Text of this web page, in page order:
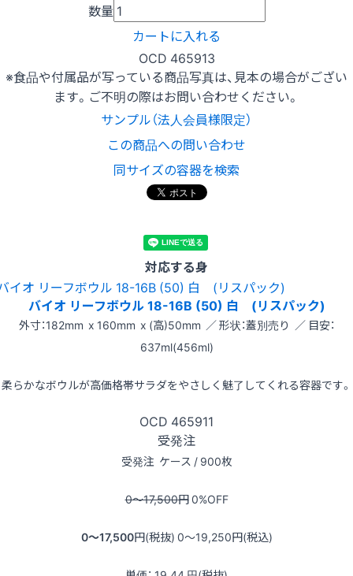
数量
カートに入れる
OCD 465913
※食品や付属品が写っている商品写真は、見本の場合がござい
ます。ご不明の際はお問い合わせください。
サンプル（法人会員様限定）
この商品への問い合わせ
同サイズの容器を検索
対応する身
バイオ リーフボウル 18-16B (50) 白 (リスパック)
外寸：182mm x 160mm x (高)50mm ／ 形状：蓋別売り ／ 目安：
637ml(456ml)
柔らかなボウルが高価格帯サラダをやさしく魅了してくれる容器です。
OCD 465911
受発注
受発注 ケース / 900枚
0〜17,500円0%OFF
0〜17,500円(税抜) 0〜19,250円(税込)